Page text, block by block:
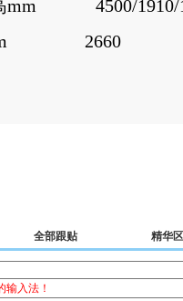
4500/1910/
2660
全部跟贴 精华区
输入法！